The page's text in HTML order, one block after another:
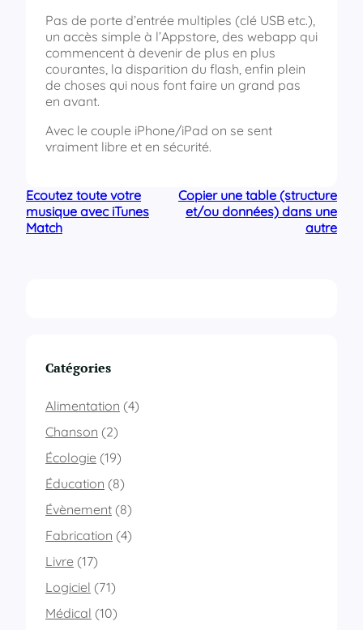
Pas de porte d’entrée multiples (clé USB etc.),
un accès simple à l’Appstore, des webapp qui
commencent à devenir de plus en plus
courantes, la disparition du flash, enfin plein
de choses qui nous font faire un grand pas
en avant.
Avec le couple iPhone/iPad on se sent
vraiment libre et en sécurité.
Ecoutez toute votre
musique avec iTunes
Match
Copier une table (structure
et/ou données) dans une
autre
Catégories
Alimentation (4)
Chanson (2)
Écologie (19)
Éducation (8)
Évènement (8)
Fabrication (4)
Livre (17)
Logiciel (71)
Médical (10)